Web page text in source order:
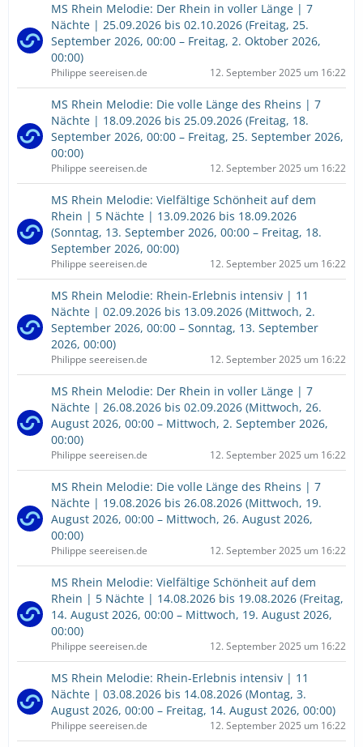
MS Rhein Melodie: Der Rhein in voller Länge | 7
Nächte | 25.09.2026 bis 02.10.2026 (Freitag, 25.
September 2026, 00:00 – Freitag, 2. Oktober 2026,
00:00)
Philippe seereisen.de 12. September 2025 um 16:22
MS Rhein Melodie: Die volle Länge des Rheins | 7
Nächte | 18.09.2026 bis 25.09.2026 (Freitag, 18.
September 2026, 00:00 – Freitag, 25. September 2026,
00:00)
Philippe seereisen.de 12. September 2025 um 16:22
MS Rhein Melodie: Vielfältige Schönheit auf dem
Rhein | 5 Nächte | 13.09.2026 bis 18.09.2026
(Sonntag, 13. September 2026, 00:00 – Freitag, 18.
September 2026, 00:00)
Philippe seereisen.de 12. September 2025 um 16:22
MS Rhein Melodie: Rhein-Erlebnis intensiv | 11
Nächte | 02.09.2026 bis 13.09.2026 (Mittwoch, 2.
September 2026, 00:00 – Sonntag, 13. September
2026, 00:00)
Philippe seereisen.de 12. September 2025 um 16:22
MS Rhein Melodie: Der Rhein in voller Länge | 7
Nächte | 26.08.2026 bis 02.09.2026 (Mittwoch, 26.
August 2026, 00:00 – Mittwoch, 2. September 2026,
00:00)
Philippe seereisen.de 12. September 2025 um 16:22
MS Rhein Melodie: Die volle Länge des Rheins | 7
Nächte | 19.08.2026 bis 26.08.2026 (Mittwoch, 19.
August 2026, 00:00 – Mittwoch, 26. August 2026,
00:00)
Philippe seereisen.de 12. September 2025 um 16:22
MS Rhein Melodie: Vielfältige Schönheit auf dem
Rhein | 5 Nächte | 14.08.2026 bis 19.08.2026 (Freitag,
14. August 2026, 00:00 – Mittwoch, 19. August 2026,
00:00)
Philippe seereisen.de 12. September 2025 um 16:22
MS Rhein Melodie: Rhein-Erlebnis intensiv | 11
Nächte | 03.08.2026 bis 14.08.2026 (Montag, 3.
August 2026, 00:00 – Freitag, 14. August 2026, 00:00)
Philippe seereisen.de 12. September 2025 um 16:22